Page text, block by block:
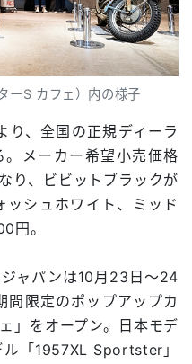
ーS カフェ）内の様子
り、全国の正規ディーラ
メーカー希望小売価格
り、ビビットブラックが
シュホワイト、ミッド
円。
ャパンは10月23日～24
間限定のポップアップカ
」をオープン。日本モデ
「1957XL Sportster」